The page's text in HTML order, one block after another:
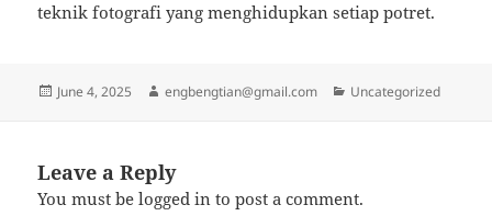
teknik fotografi yang menghidupkan setiap potret.
Posted
June 4, 2025 Author
engbengtian@gmail.com Categories
Uncategorized
Leave a Reply
You must belogged in to post a comment.